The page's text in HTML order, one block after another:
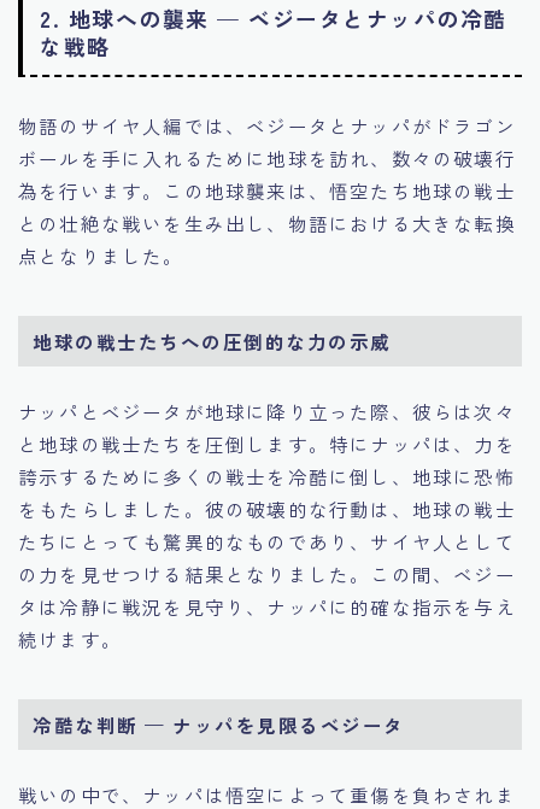
2. 地球への襲来 — ベジータとナッパの冷酷
な戦略
物語のサイヤ人編では、ベジータとナッパがドラゴン
ボールを手に入れるために地球を訪れ、数々の破壊行
為を行います。この地球襲来は、悟空たち地球の戦士
との壮絶な戦いを生み出し、物語における大きな転換
点となりました。
地球の戦士たちへの圧倒的な力の示威
ナッパとベジータが地球に降り立った際、彼らは次々
と地球の戦士たちを圧倒します。特にナッパは、力を
誇示するために多くの戦士を冷酷に倒し、地球に恐怖
をもたらしました。彼の破壊的な行動は、地球の戦士
たちにとっても驚異的なものであり、サイヤ人として
の力を見せつける結果となりました。この間、ベジー
タは冷静に戦況を見守り、ナッパに的確な指示を与え
続けます。
冷酷な判断 — ナッパを見限るベジータ
戦いの中で、ナッパは悟空によって重傷を負わされま